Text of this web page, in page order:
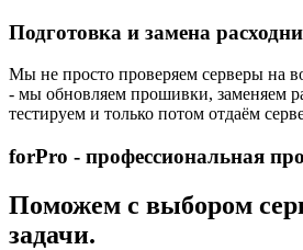
Подготовка и замена
Мы не просто проверяем серверы на
- мы обновляем прошивки, заменяем
тестируем и только потом отдаём
forPro - профессиональная
Поможем с выбором
задачи.